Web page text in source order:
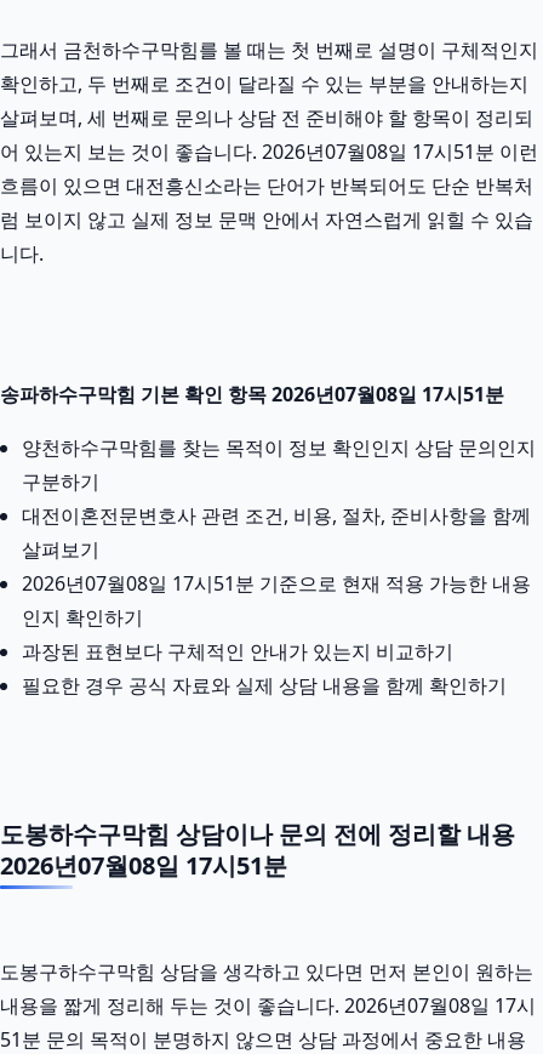
그래서 금천하수구막힘를 볼 때는 첫 번째로 설명이 구체적인지
확인하고, 두 번째로 조건이 달라질 수 있는 부분을 안내하는지
살펴보며, 세 번째로 문의나 상담 전 준비해야 할 항목이 정리되
어 있는지 보는 것이 좋습니다. 2026년07월08일 17시51분 이런
흐름이 있으면 대전흥신소라는 단어가 반복되어도 단순 반복처
럼 보이지 않고 실제 정보 문맥 안에서 자연스럽게 읽힐 수 있습
니다.
송파하수구막힘 기본 확인 항목 2026년07월08일 17시51분
양천하수구막힘를 찾는 목적이 정보 확인인지 상담 문의인지
구분하기
대전이혼전문변호사 관련 조건, 비용, 절차, 준비사항을 함께
살펴보기
2026년07월08일 17시51분 기준으로 현재 적용 가능한 내용
인지 확인하기
과장된 표현보다 구체적인 안내가 있는지 비교하기
필요한 경우 공식 자료와 실제 상담 내용을 함께 확인하기
도봉하수구막힘 상담이나 문의 전에 정리할 내용
2026년07월08일 17시51분
도봉구하수구막힘 상담을 생각하고 있다면 먼저 본인이 원하는
내용을 짧게 정리해 두는 것이 좋습니다. 2026년07월08일 17시
51분 문의 목적이 분명하지 않으면 상담 과정에서 중요한 내용